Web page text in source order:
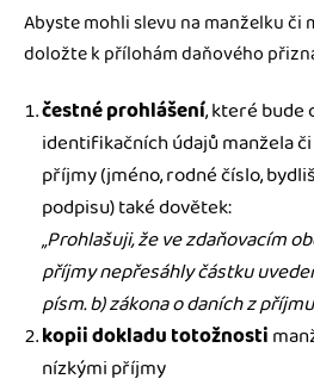
Abyste mohli slevu na manželku či
doložte k přílohám daňového
čestné prohlášení, které bude
identifikačních údajů manžela
příjmy (jméno, rodné číslo,
podpisu) také dovětek:
„Prohlašuji, že ve zdaňovacím
příjmy nepřesáhly částku
písm. b) zákona o daních z
kopii dokladu totožnosti
nízkými příjmy